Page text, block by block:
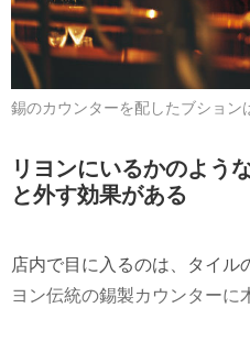
錫のカウンターを配したブショ
リヨンにいるかのよう
と外す効果がある
店内で目に入るのは、タイル
ヨン伝統の錫製カウンターに